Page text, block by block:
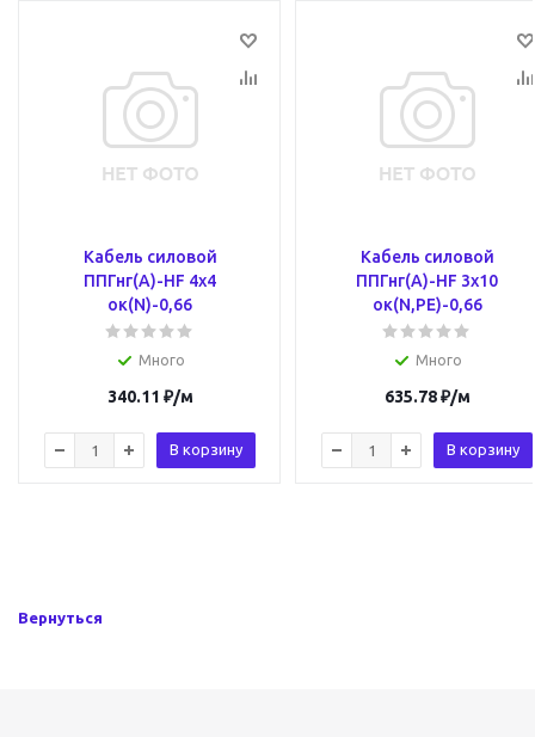
Кабель силовой
ППГнг(А)-HF 4х4
ок(N)-0,66
Много
340.11 ₽/м
В корзину
Кабель силовой
ППГнг(А)-HF 3х10
ок(N,PE)-0,66
Много
635.78₽/м
В корзину
Вернуться